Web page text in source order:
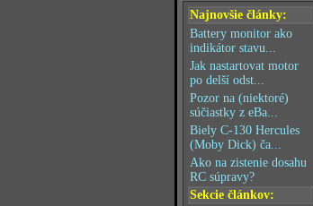
Najnovšie články:
Battery monitor ako
indikátor stavu...
Jak nastartovat motor
po delší odst...
Pozor na (niektoré)
súčiastky z eBa...
Biely C-130 Hercules
(Moby Dick) ča...
Ako na zistenie dosahu
RC súpravy?
Sekcie článkov: